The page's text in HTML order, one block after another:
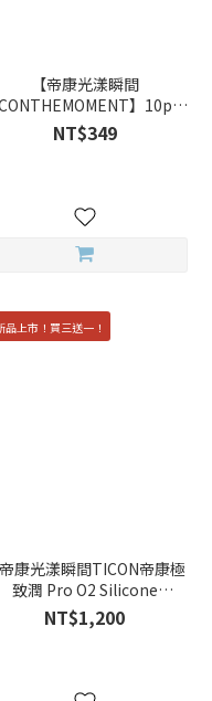
【帝康光漾瞬間
】10pcs
星河月璃 Iris 彩色日拋
NT$349
品上市！買三送一！
帝康光漾瞬間TICON帝康極
致潤 Pro O2 Silicone
Hydrogel(三十片
)THEMOMENT】30pcs優沛
NT$1,200